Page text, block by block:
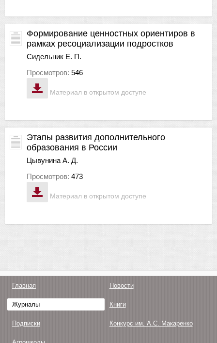
Материал в открытом доступе
Формирование ценностных ориентиров в
рамках ресоциализации подростков
Сидельник Е. П.
Просмотров: 546
Материал в открытом доступе
Этапы развития дополнительного
образования в России
Цывунина А. Д.
Просмотров: 473
Главная Новости
Журналы Книги
Подписки Конкурс им. А.С. Макаренко